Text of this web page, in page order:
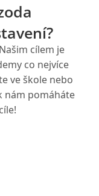
cílem je
co nejvíce
ve škole nebo
nám pomáháte